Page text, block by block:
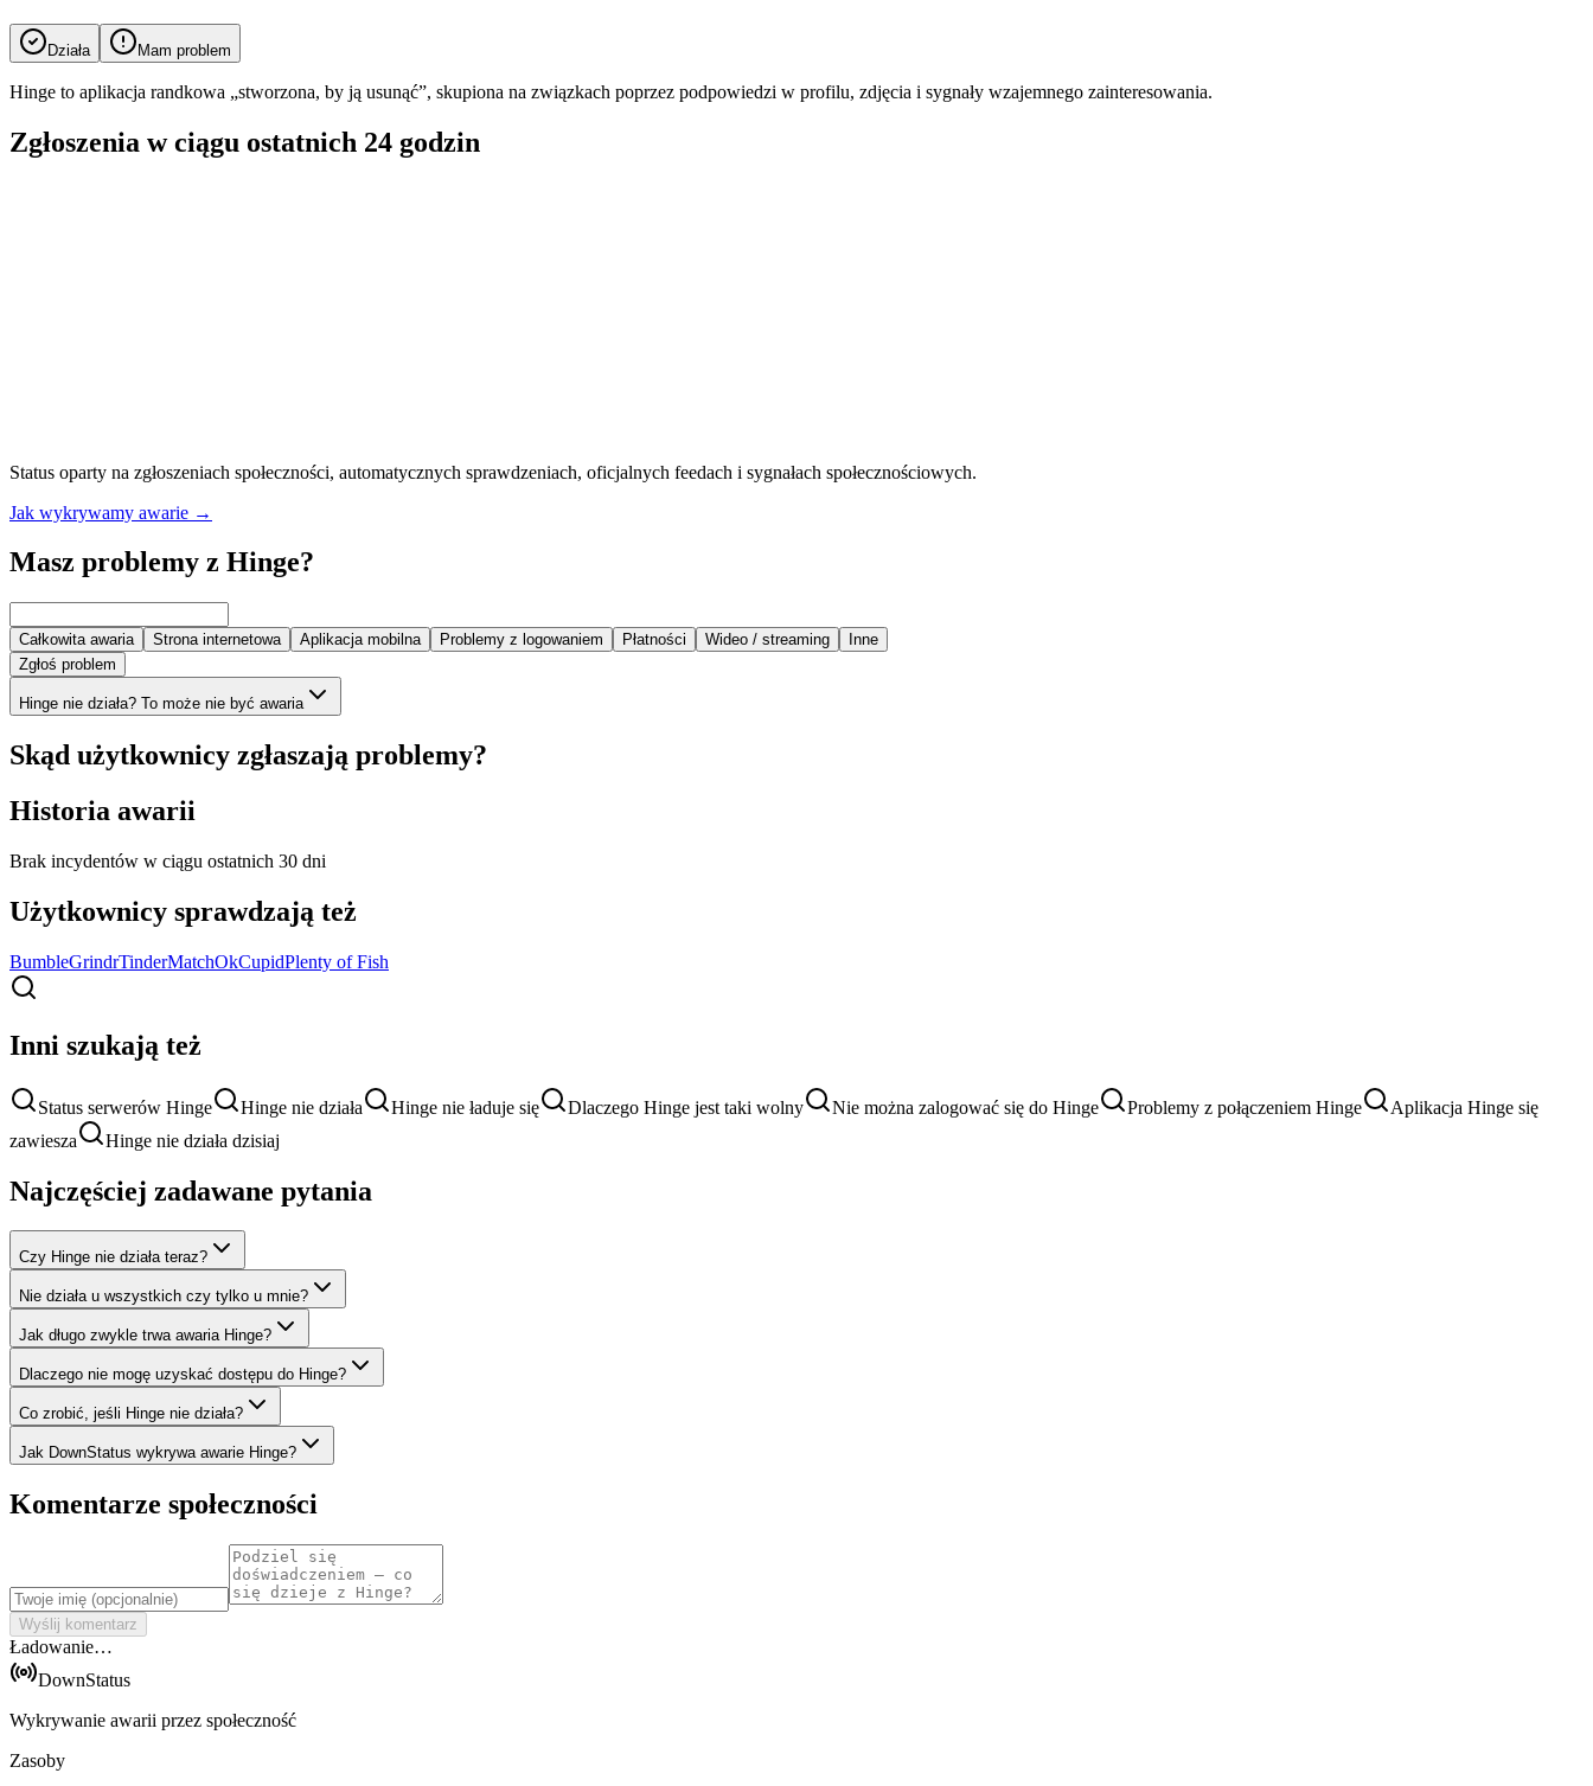
Działa Mam problem
Hinge to aplikacja randkowa „stworzona, by ją usunąć”, skupiona na związkach poprzez podpowiedzi w profilu, zdjęcia i sygnały wzajemnego zainteresowania.
Zgłoszenia w ciągu ostatnich 24 godzin
Status oparty na zgłoszeniach społeczności, automatycznych sprawdzeniach, oficjalnych feedach i sygnałach społecznościowych.
Jak wykrywamy awarie →
Masz problemy z Hinge?
Całkowita awaria Strona internetowa Aplikacja mobilna Problemy z logowaniem Płatności Wideo / streaming
Inne
Zgłoś problem
Hinge nie działa? To może nie być awaria
Skąd użytkownicy zgłaszają problemy?
Historia awarii
Brak incydentów w ciągu ostatnich 30 dni
Użytkownicy sprawdzają też
BumbleGrindrTinderMatchOkCupidPlenty of Fish
Inni szukają też
Status serwerów Hinge Hinge nie działa Hinge nie ładuje się Dlaczego Hinge jest taki wolny Nie można zalogować się do Hinge Problemy z połączeniem Hinge
Aplikacja Hinge się
zawiesza
Hinge nie działa dzisiaj
Najczęściej zadawane pytania
Czy Hinge nie działa teraz?
Nie działa u wszystkich czy tylko u mnie?
Jak długo zwykle trwa awaria Hinge?
Dlaczego nie mogę uzyskać dostępu do Hinge?
Co zrobić, jeśli Hinge nie działa?
Jak DownStatus wykrywa awarie Hinge?
Komentarze społeczności
Wyślij komentarz
Ładowanie…
DownStatus
Wykrywanie awarii przez społeczność
Zasoby